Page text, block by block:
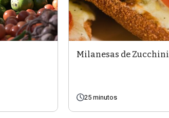
Milanesas de Zucchini
25 minutos